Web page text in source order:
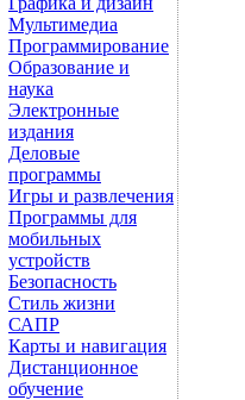
Мультимедиа
Программирование
Образование и
наука
Электронные
издания
Деловые
программы
Игры и развлечения
Программы для
мобильных
устройств
Безопасность
Стиль жизни
САПР
Карты и навигация
Дистанционное
обучение